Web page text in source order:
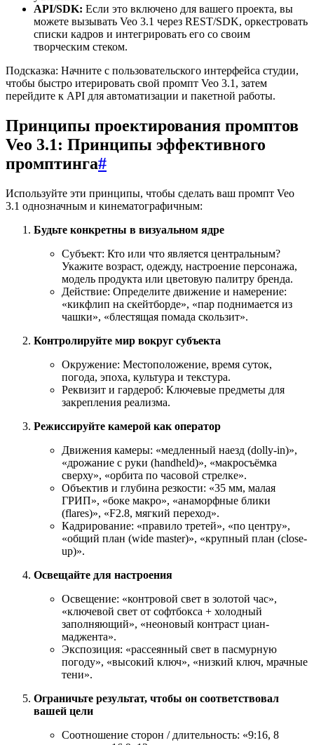
API/SDK: Если это включено для вашего проекта, вы
можете вызывать Veo 3.1 через REST/SDK, оркестровать
списки кадров и интегрировать его со своим
творческим стеком.
Подсказка: Начните с пользовательского интерфейса студии,
чтобы быстро итерировать свой промпт Veo 3.1, затем
перейдите к API для автоматизации и пакетной работы.
Принципы проектирования промптов
Veo 3.1: Принципы эффективного
промптинга#
Используйте эти принципы, чтобы сделать ваш промпт Veo
3.1 однозначным и кинематографичным:
Будьте конкретны в визуальном ядре
Субъект: Кто или что является центральным?
Укажите возраст, одежду, настроение персонажа,
модель продукта или цветовую палитру бренда.
Действие: Определите движение и намерение:
«кикфлип на скейтборде», «пар поднимается из
чашки», «блестящая помада скользит».
Контролируйте мир вокруг субъекта
Окружение: Местоположение, время суток,
погода, эпоха, культура и текстура.
Реквизит и гардероб: Ключевые предметы для
закрепления реализма.
Режиссируйте камерой как оператор
Движения камеры: «медленный наезд (dolly-in)»,
«дрожание с руки (handheld)», «макросъёмка
сверху», «орбита по часовой стрелке».
Объектив и глубина резкости: «35 мм, малая
ГРИП», «боке макро», «анаморфные блики
(flares)», «F2.8, мягкий переход».
Кадрирование: «правило третей», «по центру»,
«общий план (wide master)», «крупный план (close-
up)».
Освещайте для настроения
Освещение: «контровой свет в золотой час»,
«ключевой свет от софтбокса + холодный
заполняющий», «неоновый контраст циан-
маджента».
Экспозиция: «рассеянный свет в пасмурную
погоду», «высокий ключ», «низкий ключ, мрачные
тени».
Ограничьте результат, чтобы он соответствовал
вашей цели
Соотношение сторон / длительность: «9:16, 8